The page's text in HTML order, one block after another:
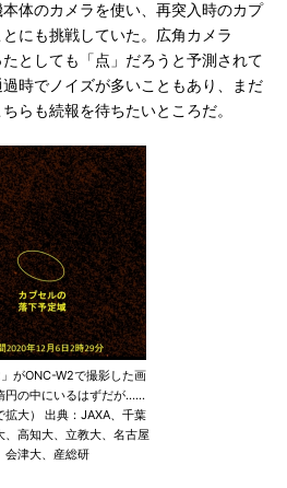
体のカメラを使い、再突入時のカプ
にも挑戦していた。広角カメラ
たとしても「点」だろうと予測されて
時でノイズが多いこともあり、まだ
らも続報を待ちたいところだ。
」がONC-W2で撮影した画
円の中にいるはずだが……
拡大） 出典：JAXA、千葉
、高知大、立教大、名古屋
会津大、産総研